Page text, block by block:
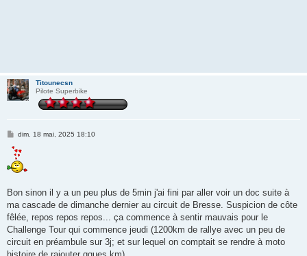
Titounecsn
Pilote Superbike
M
s
s
a
g
dim. 18 mai, 2025 18:10
Bon sinon il y a un peu plus de 5min j'ai fini par aller voir un doc suite à
ma cascade de dimanche dernier au circuit de Bresse. Suspicion de côte
fêlée, repos repos repos... ça commence à sentir mauvais pour le
Challenge Tour qui commence jeudi (1200km de rallye avec un peu de
circuit en préambule sur 3j; et sur lequel on comptait se rendre à moto